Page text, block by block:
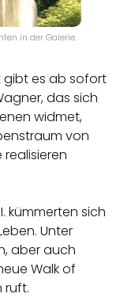
in der Galerie.
gibt es ab sofort
das sich
widmet,
von
kümmerten sich
Unter
aber auch
Walk of
ruft.